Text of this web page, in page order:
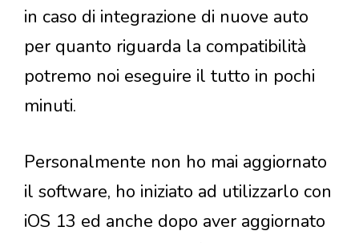
in caso di integrazione di nuove auto
per quanto riguarda la compatibilità
potremo noi eseguire il tutto in pochi
minuti.
Personalmente non ho mai aggiornato
il software, ho iniziato ad utilizzarlo con
iOS 13 ed anche dopo aver aggiornato